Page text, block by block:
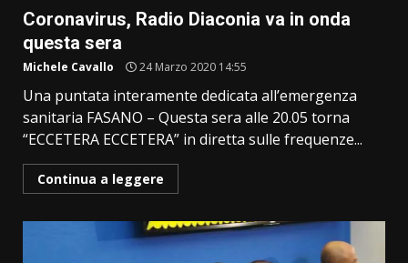
Coronavirus, Radio Diaconia va in onda
questa sera
Michele Cavallo 24 Marzo 2020 14:55
Una puntata interamente dedicata all’emergenza
sanitaria FASANO – Questa sera alle 20.05 torna
“ECCETERA ECCETERA” in diretta sulle frequenze...
Continua a leggere